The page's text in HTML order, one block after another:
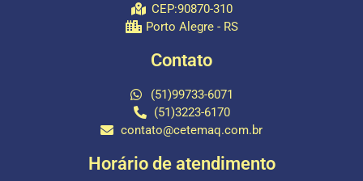
CEP:90870-310
Porto Alegre - RS
Contato
(51)99733-6071
(51)3223-6170
contato@cetemaq.com.br
Horário de atendimento